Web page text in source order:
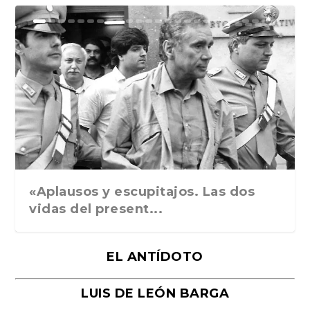
Ground Rules. Alejan...
«Rafael: Poesía subl...
Bienvenidos al circo...
Georges de La Tour. ...
Robert Capa: la hist...
«Aplausos y escupitajos. Las dos
vidas del present...
EL ANTÍDOTO
LUIS DE LEÓN BARGA